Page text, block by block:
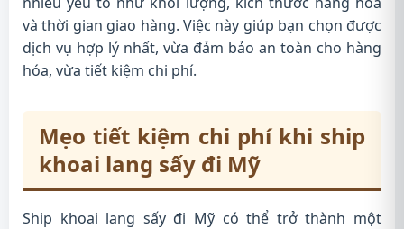
và thời gian giao hàng. Việc này giúp bạn chọn được
dịch vụ hợp lý nhất, vừa đảm bảo an toàn cho hàng
hóa, vừa tiết kiệm chi phí.
Mẹo tiết kiệm chi phí khi ship
khoai lang sấy đi Mỹ
Ship khoai lang sấy đi Mỹ có thể trở thành một